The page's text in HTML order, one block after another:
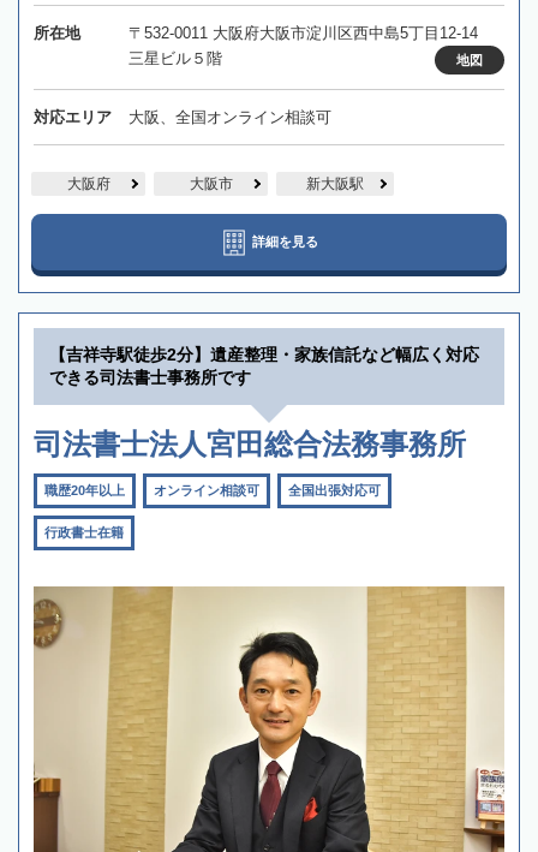
所在地
〒532-0011 大阪府大阪市淀川区西中島5丁目12-14
三星ビル５階
地図
対応エリア 大阪、全国オンライン相談可
大阪府 大阪市 新大阪駅
詳細を見る
【吉祥寺駅徒歩2分】遺産整理・家族信託など幅広く対応
できる司法書士事務所です
司法書士法人宮田総合法務事務所
職歴20年以上 オンライン相談可 全国出張対応可
行政書士在籍